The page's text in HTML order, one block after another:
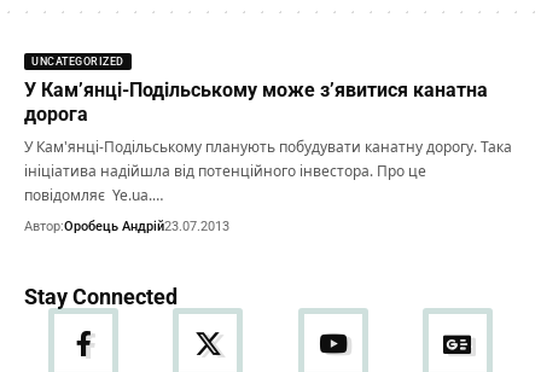
UNCATEGORIZED
У Кам’янці-Подільському може з’явитися канатна
дорога
У Кам'янці-Подільському планують побудувати канатну дорогу. Така
ініціатива надійшла від потенційного інвестора. Про це
повідомляє Ye.ua.…
Автор:Оробець Андрій23.07.2013
Stay Connected